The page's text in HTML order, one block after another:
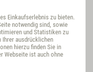
Einkaufserlebnis zu bieten.
notwendig sind, sowie
und Statistiken zu
Ihrer ausdrücklichen
hierzu finden Sie in
Webseite ist auch ohne